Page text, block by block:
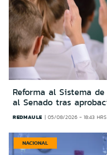
Reforma al Sistema
al Senado tras
REDMAULE 05/08/2026 - 18:43 HRS
NACIONAL